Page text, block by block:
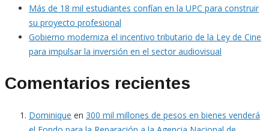
Más de 18 mil estudiantes confían en la UPC para construir
su proyecto profesional
Gobierno moderniza el incentivo tributario de la Ley de Cine
para impulsar la inversión en el sector audiovisual
Comentarios recientes
Dominique en 300 mil millones de pesos en bienes venderá